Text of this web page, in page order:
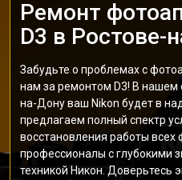
Ремонт
D3 в Ростове-
Забудьте о проблемах с
нам за ремонтом D3! В нашем
на-Дону ваш Nikon будет в
предлагаем полный спектр
восстановления работы
профессионалы с глубокими
техникой Никон. Доверьтесь